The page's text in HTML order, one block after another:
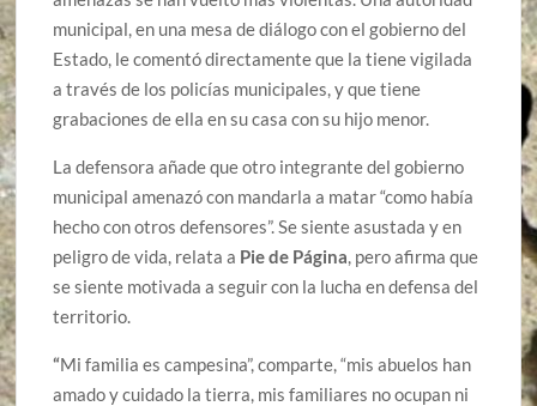
municipal, en una mesa de diálogo con el gobierno del
Estado, le comentó directamente que la tiene vigilada
a través de los policías municipales, y que tiene
grabaciones de ella en su casa con su hijo menor.
La defensora añade que otro integrante del gobierno
municipal amenazó con mandarla a matar “como había
hecho con otros defensores”. Se siente asustada y en
peligro de vida, relata a Pie de Página, pero afirma que
se siente motivada a seguir con la lucha en defensa del
territorio.
“Mi familia es campesina”, comparte, “mis abuelos han
amado y cuidado la tierra, mis familiares no ocupan ni